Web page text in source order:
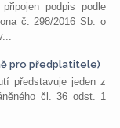
podpis podle
č. 298/2016 Sb. o
pro předplatitele)
představuje jeden z
čl. 36 odst. 1